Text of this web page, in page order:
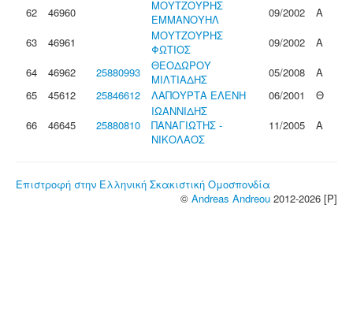
62
46960
ΜΟΥΤΖΟΥΡΗΣ
ΕΜΜΑΝΟΥΗΛ
09/2002
Α
63
46961
ΜΟΥΤΖΟΥΡΗΣ
ΦΩΤΙΟΣ
09/2002
Α
64
46962 25880993
ΘΕΟΔΩΡΟΥ
ΜΙΛΤΙΑΔΗΣ
05/2008
Α
65
45612 25846612 ΛΑΠΟΥΡΤΑ ΕΛΕΝΗ 06/2001
Θ
66
46645 25880810
ΙΩΑΝΝΙΔΗΣ
ΠΑΝΑΓΙΩΤΗΣ -
ΝΙΚΟΛΑΟΣ
11/2005 Α
Επιστροφή στην Ελληνική Σκακιστική Ομοσπονδία
© Andreas Andreou 2012-2026 [P]